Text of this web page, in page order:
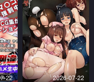
22 2026-07-22